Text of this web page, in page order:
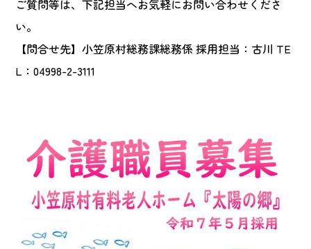
ご質問等は、下記担当へお気軽にお問い合わせくださ
い。
【問合せ先】小笠原村総務課総務係 採用担当：古川 TE
L：04998-2-3111